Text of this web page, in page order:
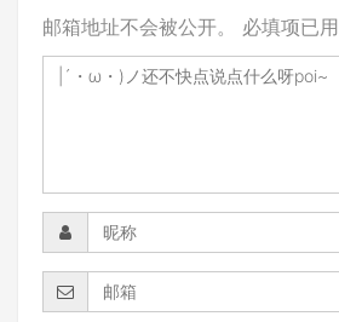
邮箱地址不会被公开。 必填项已用